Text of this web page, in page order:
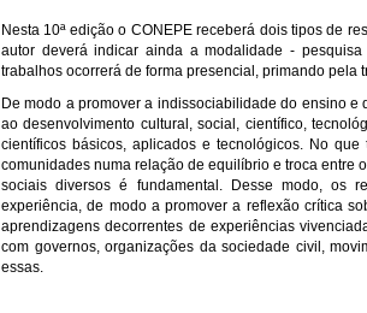
Nesta 10ª edição o CONEPE receberá dois tipos de
autor deverá indicar ainda a modalidade -
trabalhos ocorrerá de forma presencial, primando pela
De modo a promover a indissociabilidade do ensino e
ao desenvolvimento cultural, social, científico,
científicos básicos, aplicados e tecnológicos. No
comunidades numa relação de equilíbrio e troca entre
sociais diversos é fundamental. Desse modo, os
experiência, de modo a promover a reflexão crítica
aprendizagens decorrentes de experiências
com governos, organizações da sociedade civil,
essas.